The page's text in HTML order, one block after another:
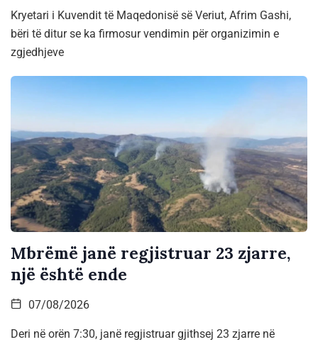
Kryetari i Kuvendit të Maqedonisë së Veriut, Afrim Gashi,
bëri të ditur se ka firmosur vendimin për organizimin e
zgjedhjeve
Mbrëmë janë regjistruar 23 zjarre,
një është ende
07/08/2026
Deri në orën 7:30, janë regjistruar gjithsej 23 zjarre në